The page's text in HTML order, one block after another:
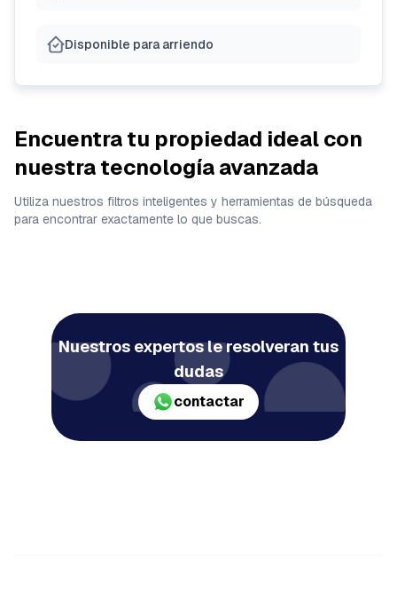
Disponible para arriendo
Encuentra tu propiedad ideal con
nuestra tecnología avanzada
Utiliza nuestros filtros inteligentes y herramientas de búsqueda
para encontrar exactamente lo que buscas.
Nuestros expertos le resolveran tus
dudas
contactar